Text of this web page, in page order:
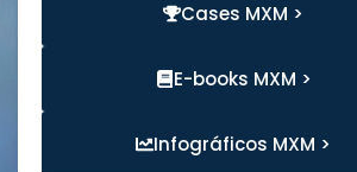
Cases MXM >
E-books MXM >
Infográficos MXM >